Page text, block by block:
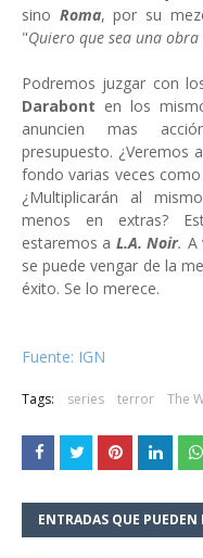
sino Roma, por su
"Quiero que sea una
Podremos juzgar con
Darabont en los
anuncien mas
presupuesto. ¿Veremos
fondo varias veces
¿Multiplicarán al
menos en extras?
estaremos a L.A. Noir. A
se puede vengar de la
éxito. Se lo merece.
Fuente: IGN
Tags: series terror The
ENTRADAS QUE PUEDEN